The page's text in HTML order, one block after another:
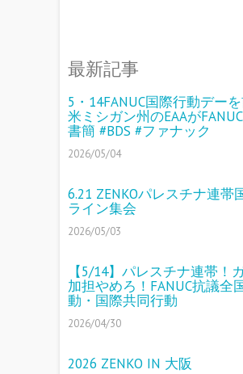
最新記事
5・14FANUC国際行動デーを
米ミシガン州のEAAが
書簡 #BDS #ファナック
2026/05/04
6.21 ZENKOパレスチナ連帯
ライン集会
2026/05/03
【5/14】パレスチナ連帯！
加担やめろ！FANUC抗議全
動・国際共同行動
2026/04/30
2026 ZENKO IN 大阪